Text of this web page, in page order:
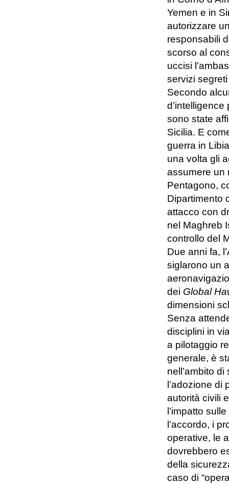
Yemen e in
autorizzare
responsabili
scorso al
uccisi
servizi
Secondo
sono state
Sicilia. E
guerra in
una volta gli
assumere un
Pentagono,
Dipartimento
attacco con
nel Maghreb
controllo del
Due anni fa,
siglarono un
dei Global
dimensioni
Senza
disciplini in
a pilotaggio
generale, è
nell’ambito di
l’adozione
autorità civili
l’impatto
l’accordo, i
operative, le
dovrebbero
della
caso di